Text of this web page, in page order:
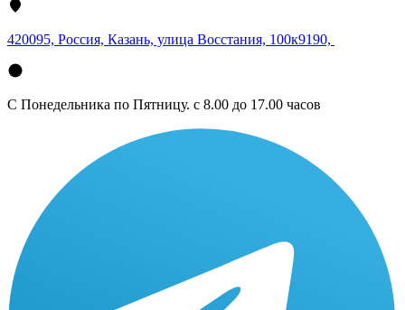
420095, Россия, Казань, улица Восстания, 100к9190,
С Понедельника по Пятницу. с 8.00 до 17.00 часов